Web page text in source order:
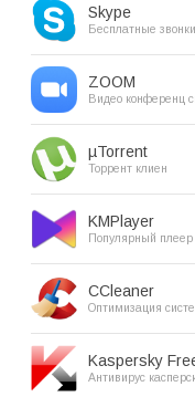
Skype
Бесплатные звонки
ZOOM
Видео конференц
µTorrent
Торрент клиен
KMPlayer
Популярный плеер
CCleaner
Оптимизация
Kaspersky
Антивирус